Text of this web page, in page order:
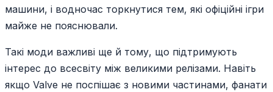
машини, і водночас торкнутися тем, які офіційні ігри
майже не пояснювали.
Такі моди важливі ще й тому, що підтримують
інтерес до всесвіту між великими релізами. Навіть
якщо Valve не поспішає з новими частинами, фанати